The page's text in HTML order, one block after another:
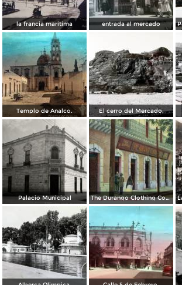
la francia maritima entrada al mercado
Templo de Analco. El cerro del Mercado.
Palacio Municipal The Durango Clothing Company